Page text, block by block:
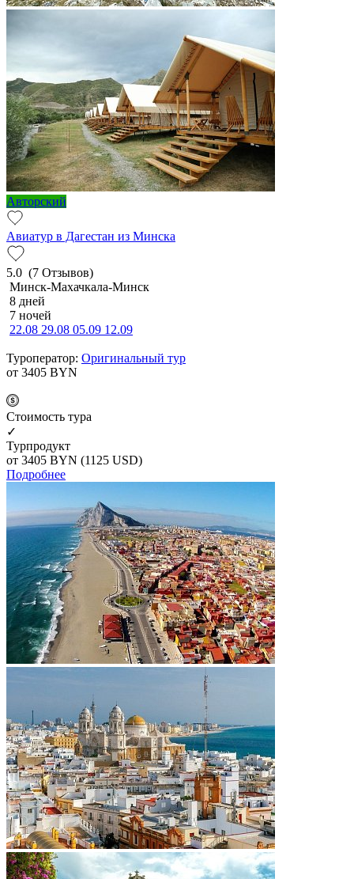
Авторский
Авиатур в Дагестан из Минска
5.0 (7 Отзывов)
Минск-Махачкала-Минск
8 дней
7 ночей
22.08 29.08 05.09 12.09
Туроператор: Оригинальный тур
от 3405 BYN
Cтоимость тура
✓
Турпродукт
от 3405 BYN (1125 USD)
Подробнее